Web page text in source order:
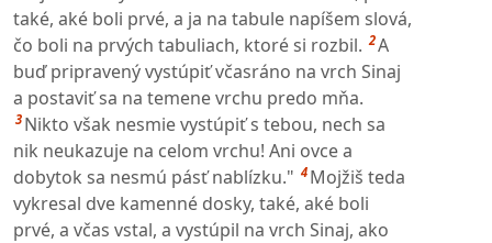
také, aké boli prvé, a ja na tabule napíšem slová,
čo boli na prvých tabuliach, ktoré si rozbil. 2A
buď pripravený vystúpiť včasráno na vrch Sinaj
a postaviť sa na temene vrchu predo mňa.
3 Nikto však nesmie vystúpiť s tebou, nech sa
nik neukazuje na celom vrchu! Ani ovce a
dobytok sa nesmú pásť nablízku." 4 Mojžiš teda
vykresal dve kamenné dosky, také, aké boli
prvé, a včas vstal, a vystúpil na vrch Sinaj, ako